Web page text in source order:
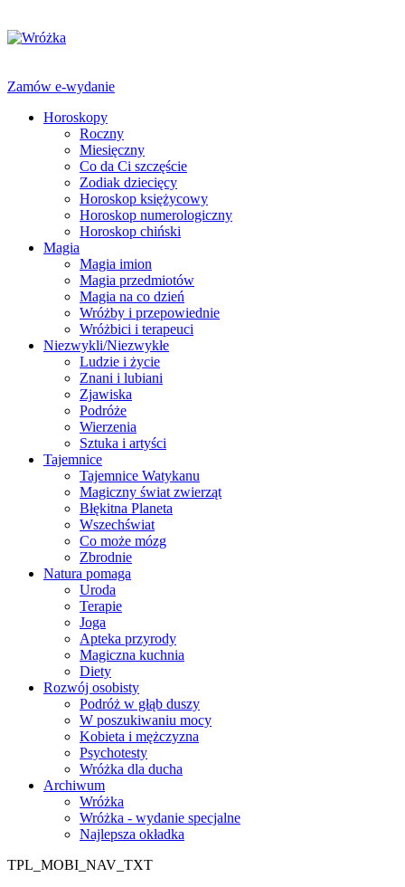
Zamów e-wydanie
Horoskopy
Roczny
Miesięczny
Co da Ci szczęście
Zodiak dziecięcy
Horoskop księżycowy
Horoskop numerologiczny
Horoskop chiński
Magia
Magia imion
Magia przedmiotów
Magia na co dzień
Wróżby i przepowiednie
Wróżbici i terapeuci
Niezwykli/Niezwykłe
Ludzie i życie
Znani i lubiani
Zjawiska
Podróże
Wierzenia
Sztuka i artyści
Tajemnice
Tajemnice Watykanu
Magiczny świat zwierząt
Błękitna Planeta
Wszechświat
Co może mózg
Zbrodnie
Natura pomaga
Uroda
Terapie
Joga
Apteka przyrody
Magiczna kuchnia
Diety
Rozwój osobisty
Podróż w głąb duszy
W poszukiwaniu mocy
Kobieta i mężczyzna
Psychotesty
Wróżka dla ducha
Archiwum
Wróżka
Wróżka - wydanie specjalne
Najlepsza okładka
TPL_MOBI_NAV_TXT